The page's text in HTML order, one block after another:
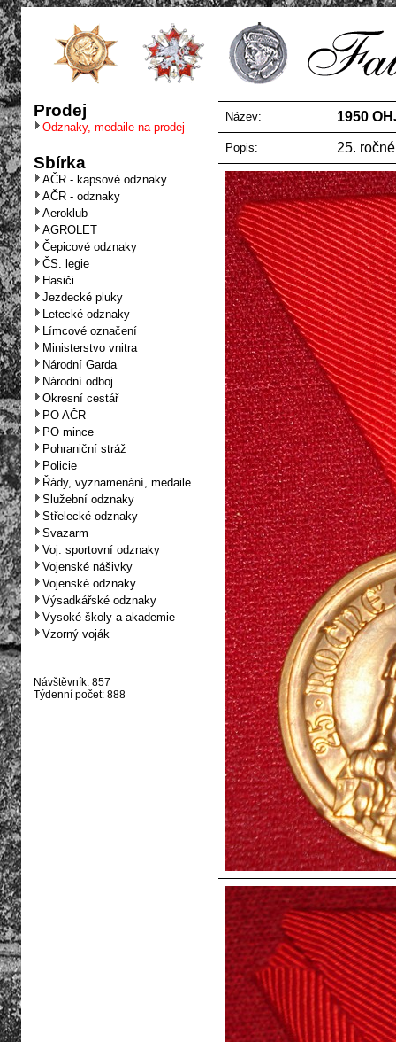
Prodej
Odznaky, medaile na prodej
Sbírka
AČR - kapsové odznaky
AČR - odznaky
Aeroklub
AGROLET
Čepicové odznaky
ČS. legie
Hasiči
Jezdecké pluky
Letecké odznaky
Límcové označení
Ministerstvo vnitra
Národní Garda
Národní odboj
Okresní cestář
PO AČR
PO mince
Pohraniční stráž
Policie
Řády, vyznamenání, medaile
Služební odznaky
Střelecké odznaky
Svazarm
Voj. sportovní odznaky
Vojenské nášivky
Vojenské odznaky
Výsadkářské odznaky
Vysoké školy a akademie
Vzorný voják
Návštěvník: 857
Týdenní počet: 888
Název: 1950
Popis: 25.